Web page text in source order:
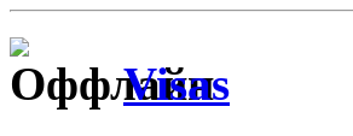
Visas